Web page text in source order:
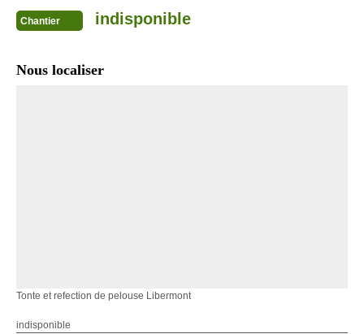
Chantier indisponible
Nous localiser
Tonte et refection de pelouse Libermont
indisponible